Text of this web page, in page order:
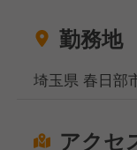
勤務地
埼玉県 春日部
アクセ